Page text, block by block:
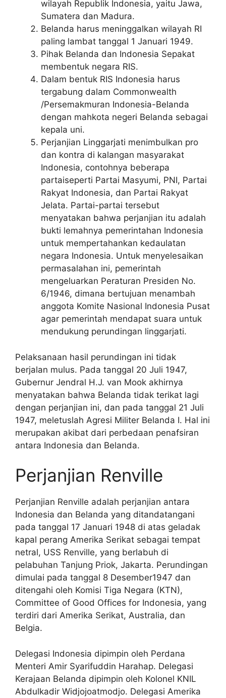
wilayah Republik Indonesia, yaitu Jawa,
Sumatera dan Madura.
Belanda harus meninggalkan wilayah RI
paling lambat tanggal 1 Januari 1949.
Pihak Belanda dan Indonesia Sepakat
membentuk negara RIS.
Dalam bentuk RIS Indonesia harus
tergabung dalam Commonwealth
/Persemakmuran Indonesia-Belanda
dengan mahkota negeri Belanda sebagai
kepala uni.
Perjanjian Linggarjati menimbulkan pro
dan kontra di kalangan masyarakat
Indonesia, contohnya beberapa
partaiseperti Partai Masyumi, PNI, Partai
Rakyat Indonesia, dan Partai Rakyat
Jelata. Partai-partai tersebut
menyatakan bahwa perjanjian itu adalah
bukti lemahnya pemerintahan Indonesia
untuk mempertahankan kedaulatan
negara Indonesia. Untuk menyelesaikan
permasalahan ini, pemerintah
mengeluarkan Peraturan Presiden No.
6/1946, dimana bertujuan menambah
anggota Komite Nasional Indonesia Pusat
agar pemerintah mendapat suara untuk
mendukung perundingan linggarjati.
Pelaksanaan hasil perundingan ini tidak
berjalan mulus. Pada tanggal 20 Juli 1947,
Gubernur Jendral H.J. van Mook akhirnya
menyatakan bahwa Belanda tidak terikat lagi
dengan perjanjian ini, dan pada tanggal 21 Juli
1947, meletuslah Agresi Militer Belanda I. Hal ini
merupakan akibat dari perbedaan penafsiran
antara Indonesia dan Belanda.
Perjanjian Renville
Perjanjian Renville adalah perjanjian antara
Indonesia dan Belanda yang ditandatangani
pada tanggal 17 Januari 1948 di atas geladak
kapal perang Amerika Serikat sebagai tempat
netral, USS Renville, yang berlabuh di
pelabuhan Tanjung Priok, Jakarta. Perundingan
dimulai pada tanggal 8 Desember1947 dan
ditengahi oleh Komisi Tiga Negara (KTN),
Committee of Good Offices for Indonesia, yang
terdiri dari Amerika Serikat, Australia, dan
Belgia.
Delegasi Indonesia dipimpin oleh Perdana
Menteri Amir Syarifuddin Harahap. Delegasi
Kerajaan Belanda dipimpin oleh Kolonel KNIL
Abdulkadir Widjojoatmodjo. Delegasi Amerika